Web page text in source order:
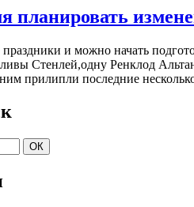
планировать
и можно начать
Стенлей,одну Ренклод
прилипли последние